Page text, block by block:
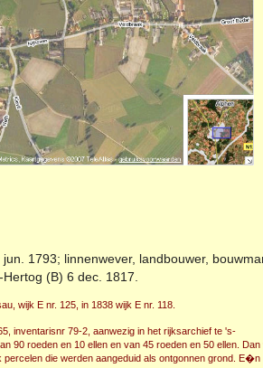
jun. 1793; linnenwever, landbouwer,
Hertog (B) 6 dec. 1817.
wijk E nr. 125, in 1838 wijk E nr. 118.
inventarisnr 79-2, aanwezig in het rijksarchief te 's-
90 roeden en 10 ellen en van 45 roeden en 50 ellen. Dan
die werden aangeduid als ontgonnen grond. E�n